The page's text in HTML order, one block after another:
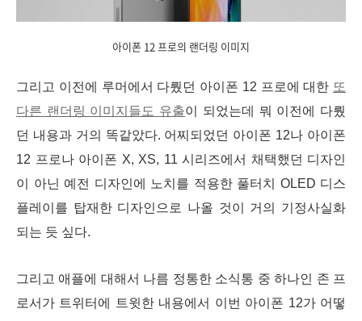
아이폰 12 프로의 랜더링 이미지
그리고 이전에 루머에서 다뤘던 아이폰 12 프로에 대한 또
다른 랜더링 이미지들도 유출이 되었는데 뭐 이전에 다뤘
던 내용과 거의 똑같았다. 어찌되었던 아이폰 12나 아이폰
12 프로나 아이폰 X, XS, 11 시리즈에서 채택했던 디자인
이 아닌 예전 디자인에 노치를 적용한 풀터치 OLED 디스
플레이를 탑재한 디자인으로 나올 것이 거의 기정사실화
되는 듯 싶다.
그리고 애플에 대해서 나름 정통한 소식통 중 하나인 존 프
로서가 트위터에 트윗한 내용에서 이번 아이폰 12가 어떻